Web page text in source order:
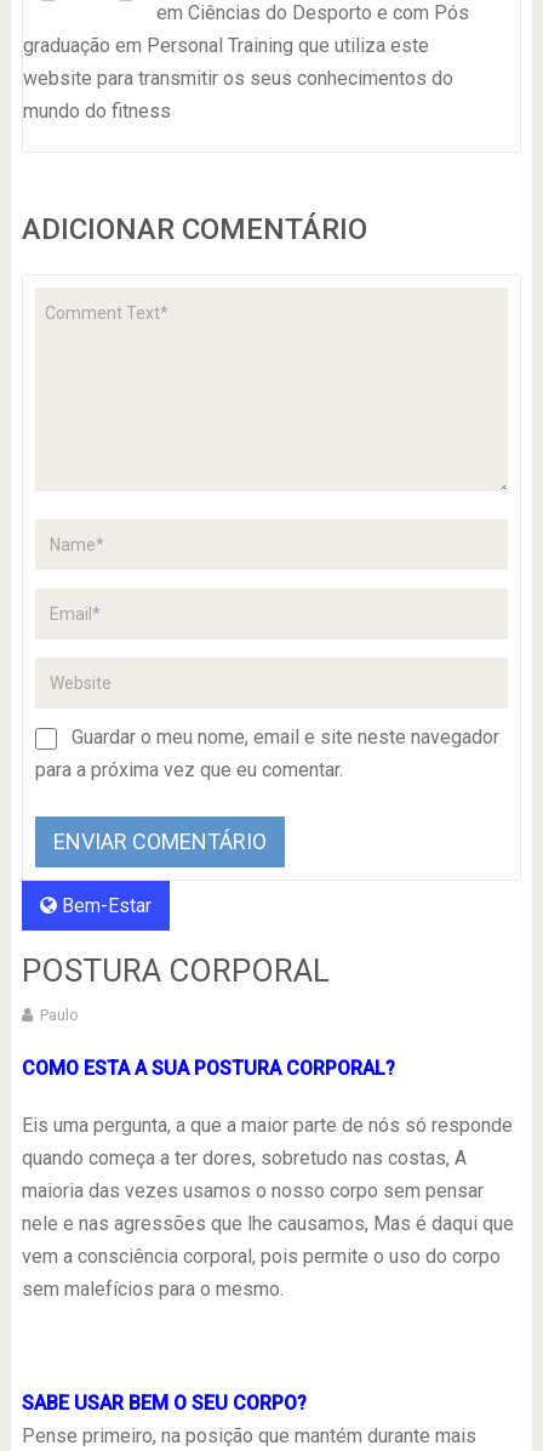
em Ciências do Desporto e com Pós
graduação em Personal Training que utiliza este
website para transmitir os seus conhecimentos do
mundo do fitness
ADICIONAR COMENTÁRIO
Guardar o meu nome, email e site neste navegador
para a próxima vez que eu comentar.
Bem-Estar
POSTURA CORPORAL
Paulo
COMO ESTA A SUA POSTURA CORPORAL?
Eis uma pergunta, a que a maior parte de nós só responde
quando começa a ter dores, sobretudo nas costas, A
maioria das vezes usamos o nosso corpo sem pensar
nele e nas agressões que lhe causamos, Mas é daqui que
vem a consciência corporal, pois permite o uso do corpo
sem malefícios para o mesmo.
SABE USAR BEM O SEU CORPO?
Pense primeiro, na posição que mantém durante mais